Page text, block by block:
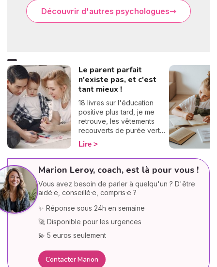
Découvrir d'autres psychologues
Le parent parfait
n'existe pas, et c'est
tant mieux !
18 livres sur l'éducation
positive plus tard, je me
retrouve, les vêtements
recouverts de purée verte,
en train de crier sur mon
bébé qui n'en finit pas de
cracher. Après m'être fait
une tonne de reproches,
j'ai décidé de laisser
tomber : je ne serai pas un
parent parfait... de toute
façon, je suis sûre que ça
n'existe pas !
Lire
Marion Leroy, coach, est là pour vous !
Vous avez besoin de parler à quelqu'un ? D'être
aidé·e, conseillé·e, compris·e ?
✨ Réponse sous 24h en semaine
🚀 Disponible pour les urgences
💫 5 euros seulement
Contacter Marion